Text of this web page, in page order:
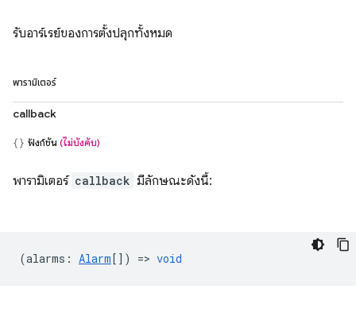
รับอาร์เรย์ของการตั้งปลุกทั้งหมด
พารามิเตอร์
callback
ฟังก์ชัน (ไม่บังคับ)
พารามิเตอร์ callback มีลักษณะดังนี้:
(alarms : Alarm[]) => void